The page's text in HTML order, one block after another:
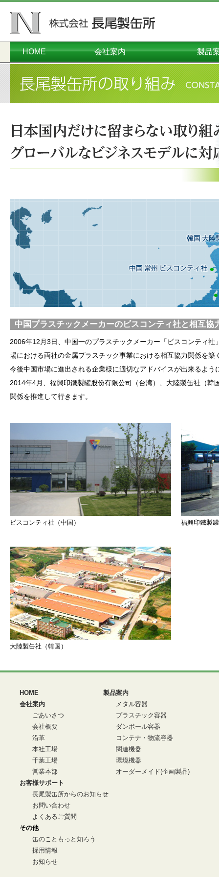
HOME 会社案内
ごあいさつ
会社概要
沿革
本社工場
千葉工場
営業本部
製品
メタル
プラスチ
ダンボー
コンテナ・
関連
環境
オーダーメイド
中国プラスチックメーカーのビスコンティ社と相互協
2006年12月3日、中国一のプラスチックメーカー「ビスコンティ
場における両社の金属プラスチック事業における相互協力関係を築
今後中国市場に進出される企業様に適切なアドバイスが出来るよう
2014年4月、福興印鐵製罐股份有限公司（台湾）、大陸製缶社（韓
関係を推進して行きます。
ビスコンティ社（中国） 福興印鐵製
大陸製缶社（韓国）
HOME
会社案内
ごあいさつ
会社概要
沿革
本社工場
千葉工場
営業本部
製品案内
メタル容器
プラスチック容器
ダンボール容器
コンテナ・物流容器
関連機器
環境機器
オーダーメイド(企画製品)
お客様サポート
長尾製缶所からのお知らせ
お問い合わせ
よくあるご質問
その他
缶のこともっと知ろう
採用情報
お知らせ